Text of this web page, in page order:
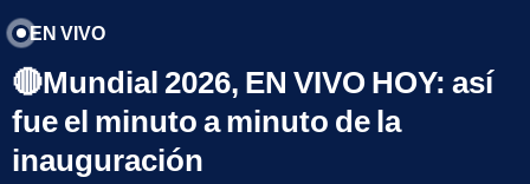
EN VIVO
🔴Mundial 2026, EN VIVO HOY: así
fue el minuto a minuto de la
inauguración